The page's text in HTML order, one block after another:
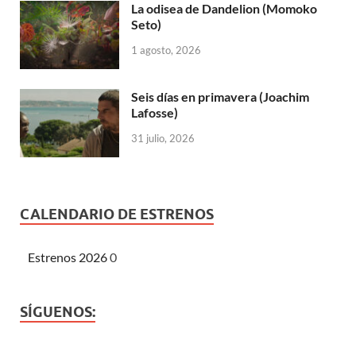
La odisea de Dandelion (Momoko
Seto)
1 agosto, 2026
Seis días en primavera (Joachim
Lafosse)
31 julio, 2026
CALENDARIO DE ESTRENOS
Estrenos 20260
SÍGUENOS: